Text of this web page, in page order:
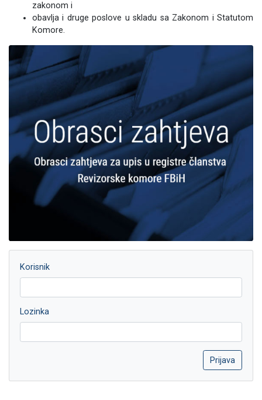
zakonom i
obavlja i druge poslove u skladu sa Zakonom i Statutom
Komore.
Korisnik
Lozinka